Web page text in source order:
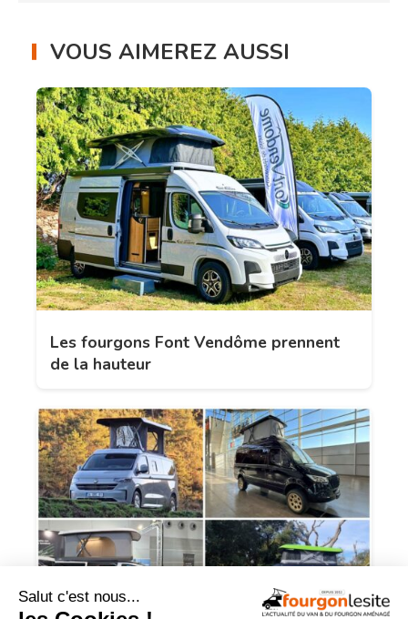
VOUS AIMEREZ AUSSI
Les fourgons Font Vendôme prennent
de la hauteur